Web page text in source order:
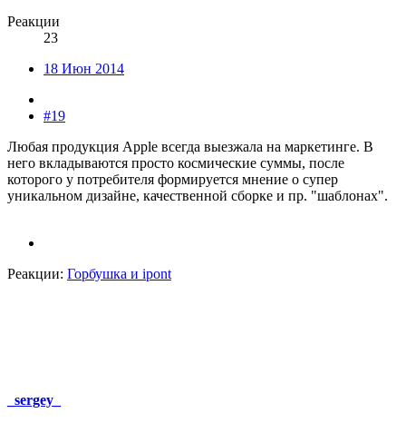
Реакции
23
18 Июн 2014
#19
Любая продукция Apple всегда выезжала на маркетинге. В
него вкладываются просто космические суммы, после
которого у потребителя формируется мнение о супер
уникальном дизайне, качественной сборке и пр. "шаблонах".
Реакции: Горбушка и ipont
_sergey_